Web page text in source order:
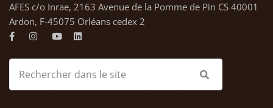
AFES c/o Inrae, 2163 Avenue de la Pomme de Pin CS 40001
Ardon, F-45075 Orléans cedex 2